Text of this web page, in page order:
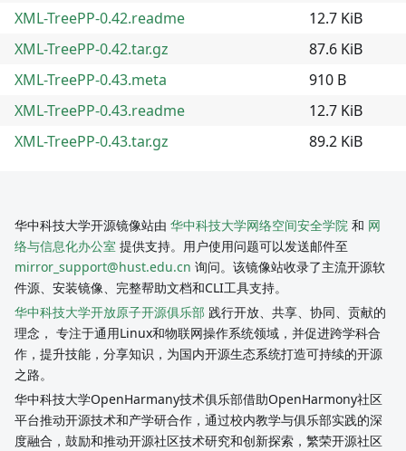
XML-TreePP-0.42.readme
12.7 KiB
XML-TreePP-0.42.tar.gz
87.6 KiB
XML-TreePP-0.43.meta
910 B
XML-TreePP-0.43.readme
12.7 KiB
XML-TreePP-0.43.tar.gz
89.2 KiB
华中科技大学开源镜像站由 华中科技大学网络空间安全学院 和 网
络与信息化办公室 提供支持。用户使用问题可以发送邮件至
mirror_support@hust.edu.cn 询问。该镜像站收录了主流开源软
件源、安装镜像、完整帮助文档和CLI工具支持。
华中科技大学开放原子开源俱乐部 践行开放、共享、协同、贡献的
理念， 专注于通用Linux和物联网操作系统领域，并促进跨学科合
作，提升技能，分享知识，为国内开源生态系统打造可持续的开源
之路。
华中科技大学OpenHarmany技术俱乐部借助OpenHarmony社区
平台推动开源技术和产学研合作，通过校内教学与俱乐部实践的深
度融合，鼓励和推动开源社区技术研究和创新探索，繁荣开源社区